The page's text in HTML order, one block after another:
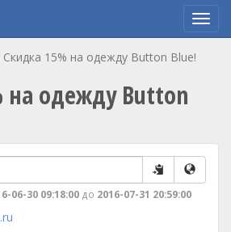
Скидка 15% на одежду Button Blue!
на одежду Button
06-30 09:18:00 до 2016-07-31 20:59:00